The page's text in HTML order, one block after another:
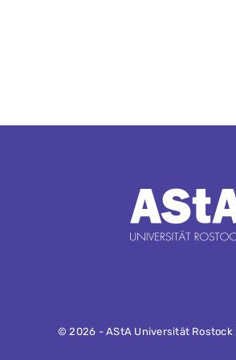
©2026 - AStA Universität Rostock |